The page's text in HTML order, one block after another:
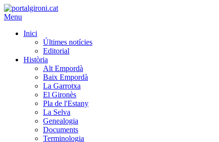
Menu
Inici
Últimes notícies
Editorial
Història
Alt Empordà
Baix Empordà
La Garrotxa
El Gironès
Pla de l'Estany
La Selva
Genealogia
Documents
Terminologia